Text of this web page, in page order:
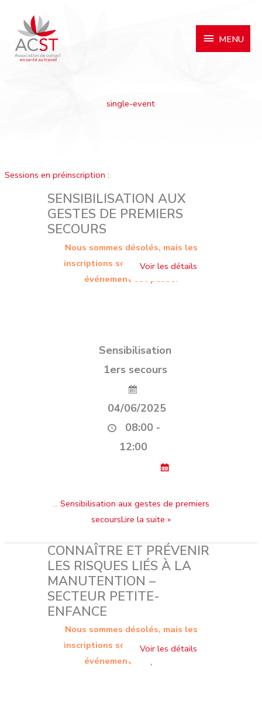
MENU
single-event
Sessions en préinscription :
SENSIBILISATION AUX
GESTES DE PREMIERS
SECOURS
Nous sommes désolés, mais les
inscriptions sont terminées. Cet
événement est passé.
Sensibilisation
1ers secours
04/06/2025
08:00 -
12:00
… Sensibilisation aux gestes de premiers
secoursLire la suite »
CONNAÎTRE ET PRÉVENIR
LES RISQUES LIÉS À LA
MANUTENTION –
SECTEUR PETITE-
ENFANCE
Nous sommes désolés, mais les
inscriptions sont terminées. Cet
événement est passé.